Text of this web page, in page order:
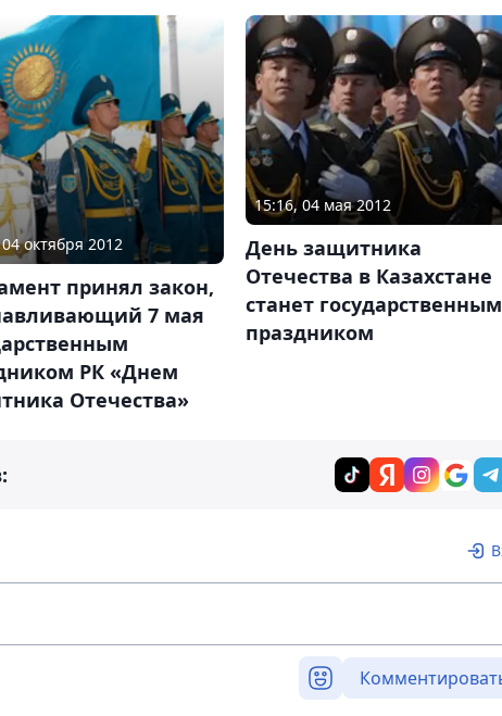
октября 2012
принял закон,
7 мая
РК «Днем
Отечества»
15:16, 04 мая 2012
День защитника
Отечества в Казахстане
станет государственным
праздником